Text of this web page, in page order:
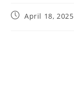
April 18, 2025